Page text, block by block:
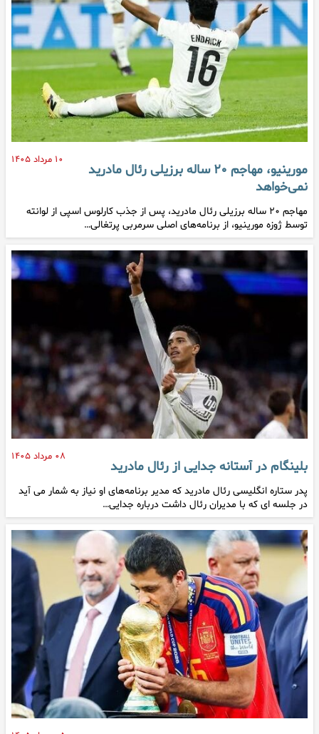
۱۰ مرداد ۱۴۰۵
مورینیو، مهاجم ۲۰ ساله برزیلی رئال مادرید
نمی‌خواهد
مهاجم ۲۰ ساله برزیلی رئال مادرید، پس از جذب کارلوس اسپی از لوانته
توسط ژوزه مورینیو، از برنامه‌های اصلی سرمربی پرتغالی…
۰۸ مرداد ۱۴۰۵
بلینگام در آستانه جدایی از رئال مادرید
پدر ستاره انگلیسی رئال مادرید که مدیر برنامه‌های او نیاز به شمار می آید
در جلسه ای که با مدیران رئال داشت درباره جدایی…